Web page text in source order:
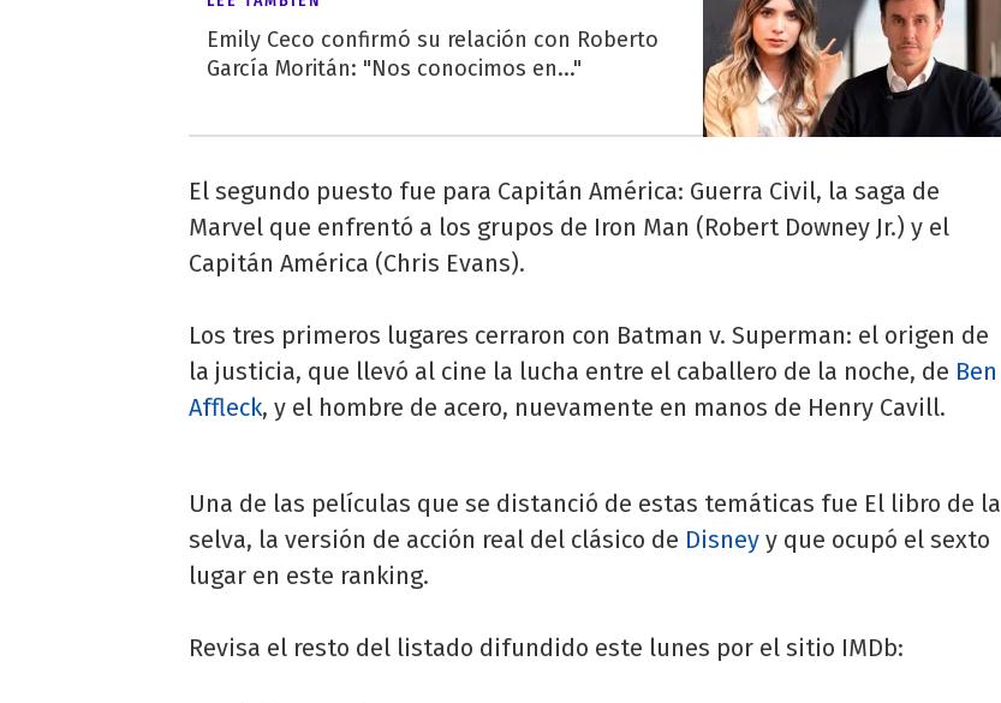
Emily Ceco confirmó su relación con Roberto
García Moritán: "Nos conocimos en..."
El segundo puesto fue para Capitán América: Guerra Civil, la saga de
Marvel que enfrentó a los grupos de Iron Man (Robert Downey Jr.) y el
Capitán América (Chris Evans).
Los tres primeros lugares cerraron con Batman v. Superman: el origen de
la justicia, que llevó al cine la lucha entre el caballero de la noche, de Ben
Affleck, y el hombre de acero, nuevamente en manos de Henry Cavill.
Una de las películas que se distanció de estas temáticas fue El libro de la
selva, la versión de acción real del clásico de Disney y que ocupó el sexto
lugar en este ranking.
Revisa el resto del listado difundido este lunes por el sitio IMDb: